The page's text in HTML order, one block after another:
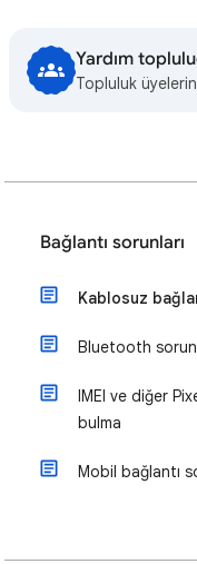
Yardım
Topluluk
Bağlantı sorunları
Kablosuz
Bluetooth
IMEI ve diğer
bulma
Mobil bağlantı